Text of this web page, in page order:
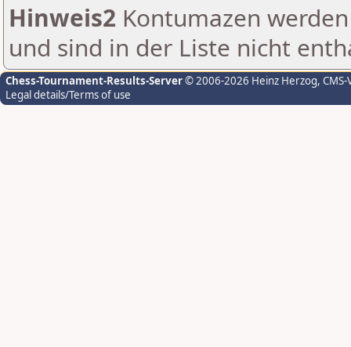
Hinweis2 Kontumazen
und sind in der Liste nicht
Chess-Tournament-Results-Server© 2006-2026 Heinz Herzog,
Legal details/Terms of use